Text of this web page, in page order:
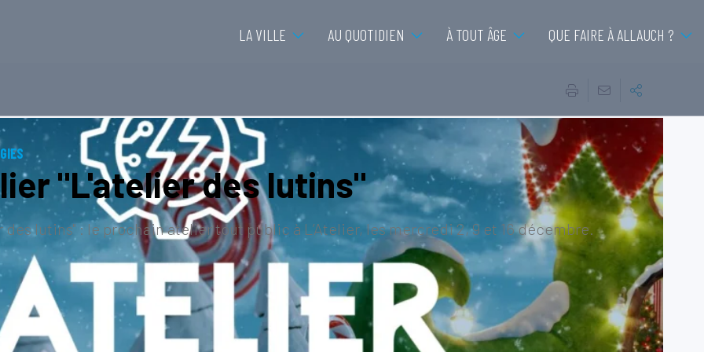
LA VILLE AU QUOTIDIEN À TOUT ÂGE QUE FAIRE À ALLAUCH ?
"L'atelier des lutins"
des lutins" : le prochain atelier tout public à L’Atelier, les mercredi 2, 9 et 16 décembre.